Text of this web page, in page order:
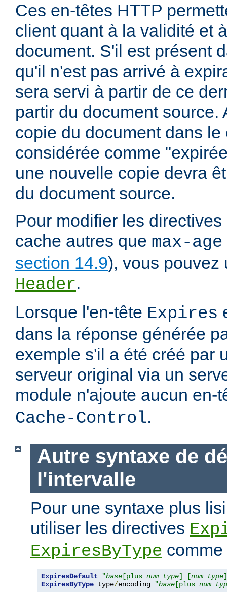
Ces en-têtes HTTP
client quant à la validité et
document. S'il est présent
qu'il n'est pas arrivé à
sera servi à partir de ce
partir du document source.
copie du document dans le
considérée comme
une nouvelle copie devra
du document source.
Pour modifier les
cache autres que max-age
section 14.9), vous pouvez
Header.
Lorsque l'en-tête Expires
dans la réponse générée
exemple s'il a été créé par
serveur original via un
module n'ajoute aucun en-
Cache-Control.
Autre syntaxe de
l'intervalle
Pour une syntaxe plus
utiliser les directives
ExpiresByType
ExpiresDefault "base [plus num type] [num type
ExpiresByType type/encoding "base [plus num